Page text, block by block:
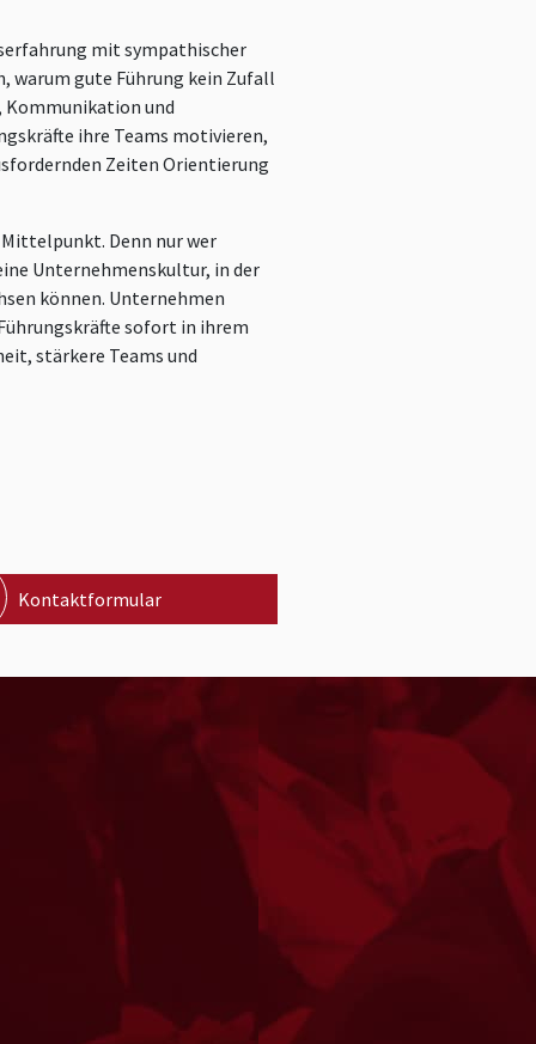
mit sympathischer
warum gute Führung kein Zufall
Kommunikation und
ihre Teams motivieren,
Zeiten Orientierung
Denn nur wer
Unternehmenskultur, in der
können. Unternehmen
sofort in ihrem
stärkere Teams und
Kontaktformular